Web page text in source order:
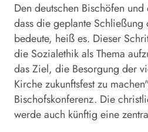
Den deutschen Bischöfen
dass die geplante Schließung
bedeute, heiß es. Dieser
die Sozialethik als Thema
das Ziel, die Besorgung der
Kirche zukunftsfest zu
Bischofskonferenz. Die
werde auch künftig eine